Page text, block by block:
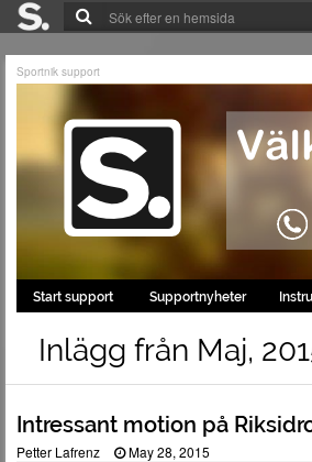
Sportnik support
Start support Supportnyheter
Inlägg från Maj,
Intressant motion på
Petter Lafrenz May 28, 2015